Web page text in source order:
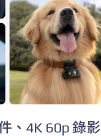
、4K 60p 錄影